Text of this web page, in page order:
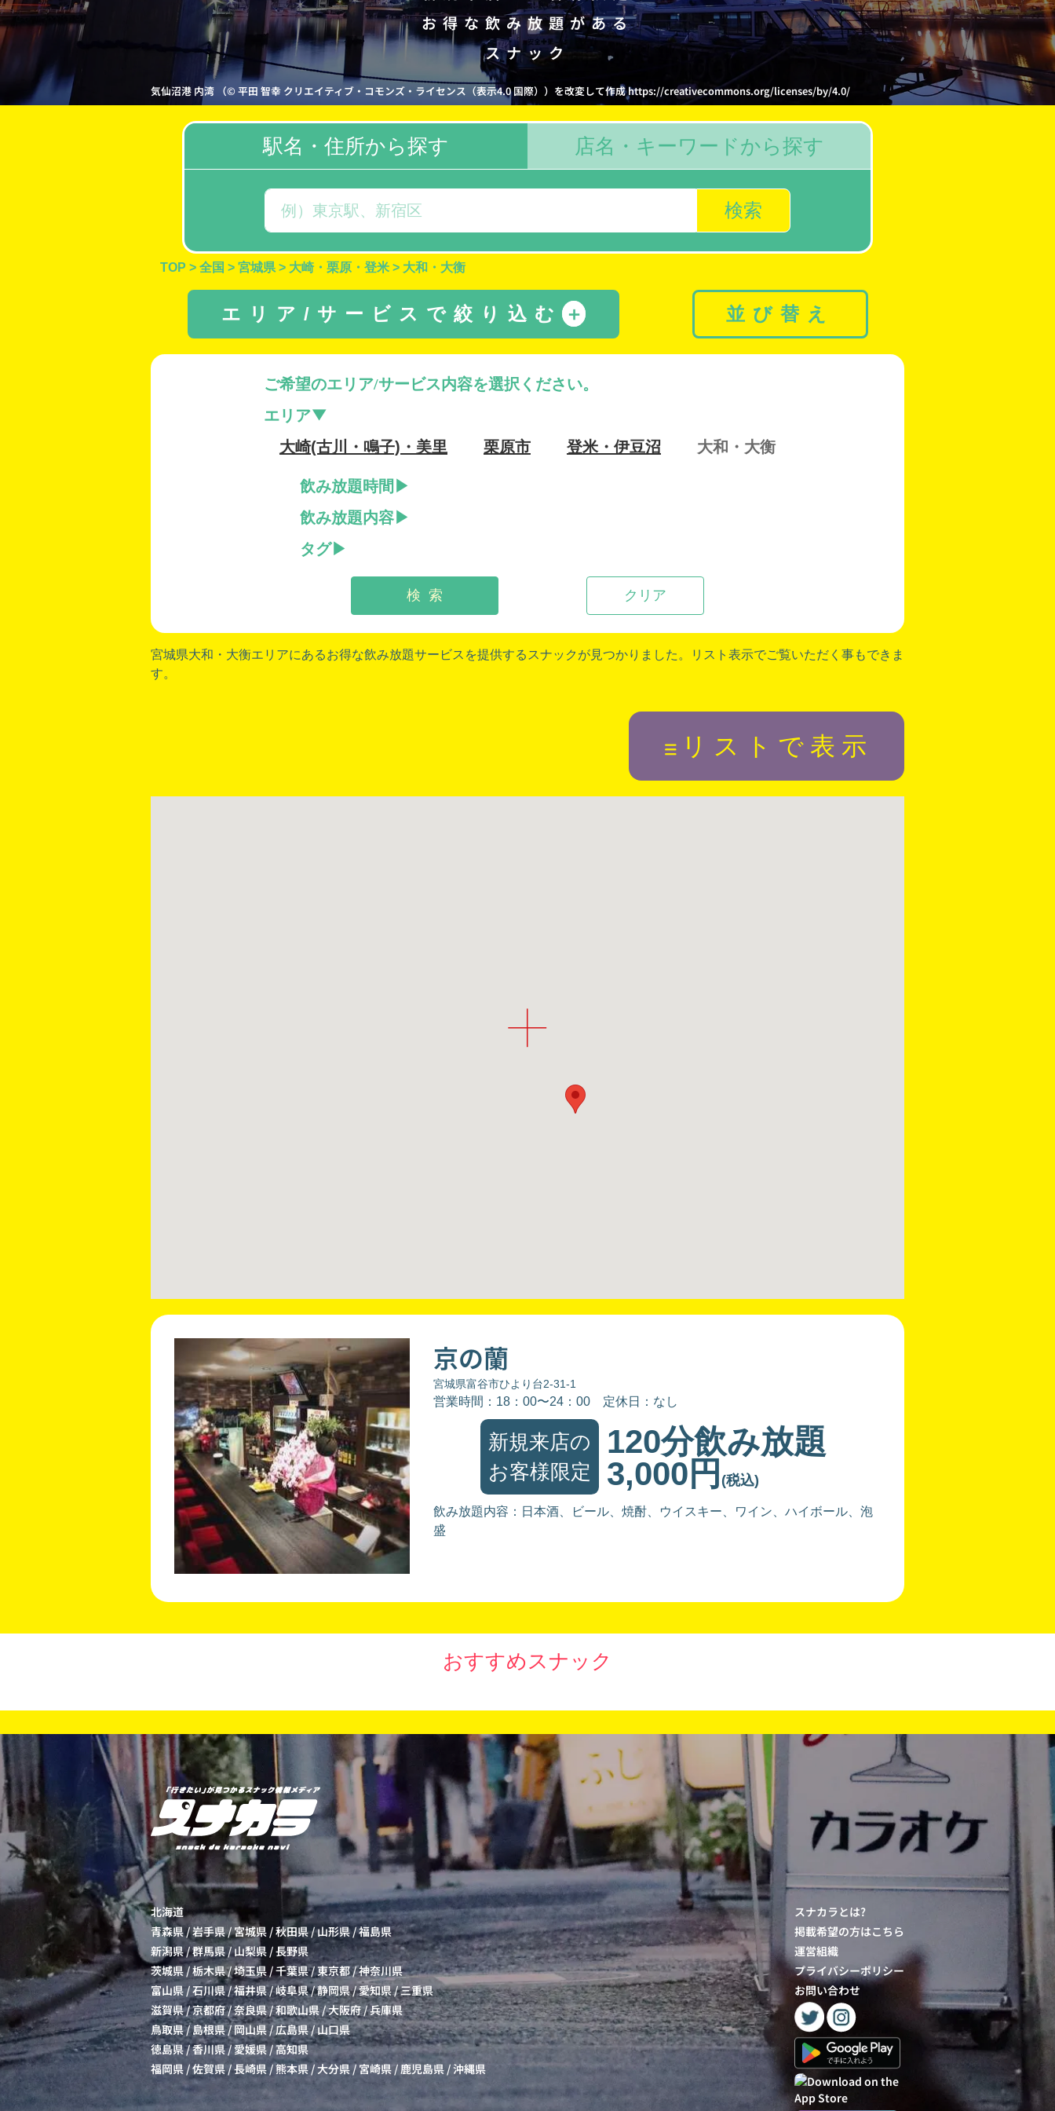
お得な飲み放題がある
スナック
気仙沼港 内湾 （© 平田 智幸 クリエイティブ・コモンズ・ライセンス（表示4.0 国際））を改変して作成 https://creativecommons.org/licenses/by/4.0/
駅名・住所から探す
検索
店名・キーワードから探す
TOP > 全国 > 宮城県 > 大崎・栗原・登米 > 大和・大衡
エリア/サービスで絞り込む ＋
ご希望のエリア/サービス内容を選択ください。
エリア
大崎(古川・鳴子)・美里
栗原市 登米・伊豆沼 大和・大衡
飲み放題時間
飲み放題内容
タグ
クリア
検 索
並び替え
宮城県大和 ・ 大衡エリアにあるお得な飲み放題サービスを提供するスナックが見つかりました。リスト表示でご覧いただく事もできま
す。
リストで表示
京の蘭
宮城県富谷市ひより台2-31-1
営業時間：18：00〜24：00 定休日：なし
新規来店の
お客様限定
120分飲み放題
3,000円 (税込)
飲み放題内容：日本酒、ビール、焼酎、ウイスキー、ワイン、ハイボール、泡
盛
おすすめスナック
北海道
青森県/岩手県/宮城県 /秋田県/山形県/福島県
新潟県/群馬県/山梨県 /長野県
茨城県/栃木県/埼玉県 /千葉県/東京都/神奈川県
富山県/石川県/福井県/岐阜県/静岡県/愛知県/三重県
滋賀県/京都府/奈良県/和歌山県/大阪府/兵庫県
鳥取県/島根県/岡山県/広島県/山口県
徳島県/香川県/愛媛県/高知県
福岡県 /佐賀県/長崎県 /熊本県 /大分県/ 宮崎県/鹿児島県 /沖縄県
スナカラとは?
掲載希望の方はこちら
運営組織
プライバシーポリシー
お問い合わせ